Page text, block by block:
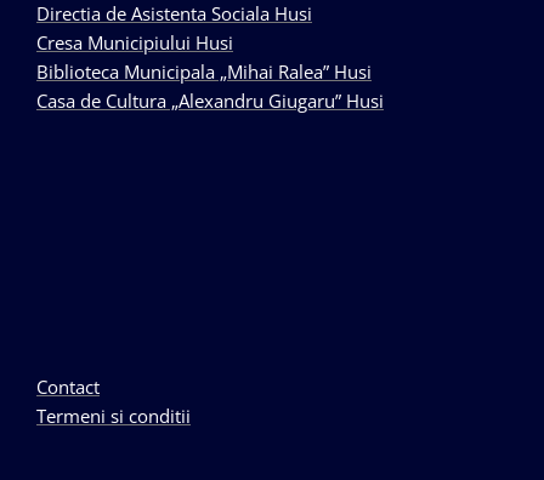
Directia de Asistenta Sociala Husi
Cresa Municipiului Husi
Biblioteca Municipala „Mihai Ralea” Husi
Casa de Cultura „Alexandru Giugaru” Husi
Contact
Termeni si conditii